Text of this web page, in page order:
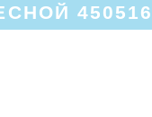
450516